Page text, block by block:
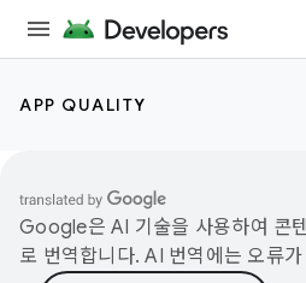
APP QUALITY
Google은 AI 기술을 사용하여 콘
로 번역합니다. AI 번역에는 오류